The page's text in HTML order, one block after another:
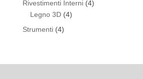
Rivestimenti Interni 44
Legno 3D 44
Strumenti 44